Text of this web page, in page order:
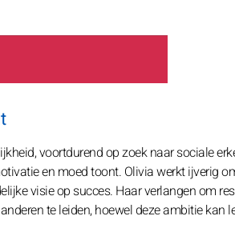
voortdurend op zoek naar sociale
en moed toont. Olivia werkt ijverig
visie op succes. Haar verlangen om
te leiden, hoewel deze ambitie kan